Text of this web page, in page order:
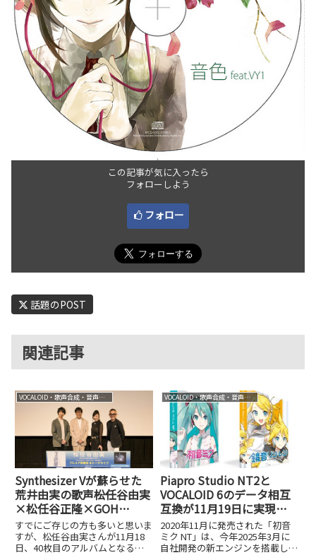
この記事が気に入ったら
フォローしよう
フォロー
話題のPOST
関連記事
VOCALOID・歌声合成・音声合成
Synthesizer Vが蘇らせた
荒井由実の歌声――松任谷由実
×松任谷正隆×GOH
HOTODA×カンル・フアが
語る『Wormhole / Yumi
AraI』
すでにご存じの方も多いと思いま
すが、松任谷由実さんが11月18
日、40枚目のアルバムとなる
VOCALOID・歌声合成・音声合成
Piapro Studio NT2と
VOCALOID 6のデータ相互
互換が11月19日に実現。
鏡音リン・レンNTリリー
スを機に加速するNTプロ
ジェクト
2020年11月に発売された「初音
ミク NT」は、今年2025年3月に
自社開発の新エンジンを搭載した